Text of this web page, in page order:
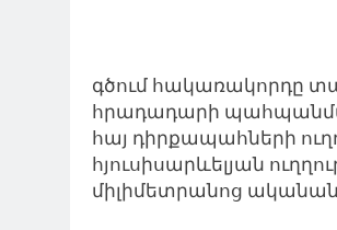
գծում հակառակորդը
հրադադարի
հայ դիրքապահների
հյուսիսարևելյան
միլիմետրանոց